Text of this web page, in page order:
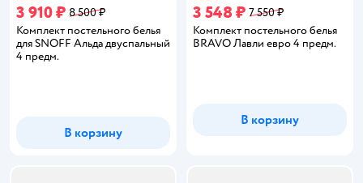
3 910 ₽ 8 500 ₽
Комплект постельного белья
для SNOFF Альда двуспальный
4 предм.
В корзину
3 548 ₽ 7 550 ₽
Комплект постельного белья
BRAVO Лавли евро 4 предм.
В корзину